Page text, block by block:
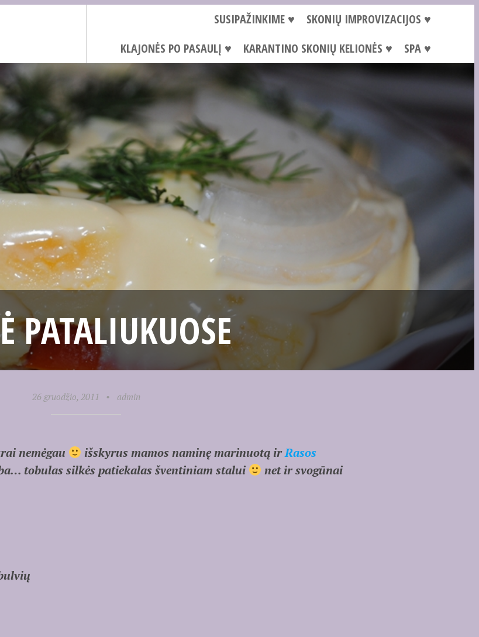
SUSIPAŽINKIME ♥
SKONIŲ IMPROVIZACIJOS ♥
KLAJONĖS PO PASAULĮ ♥
KARANTINO SKONIŲ KELIONĖS ♥ SPA ♥
PATALIUKUOSE
26 gruodžio, 2011 • admin
nemėgau išskyrus mamos naminę marinuotą irRasos
tobulas silkės patiekalas šventiniam stalui
net ir svogūnai